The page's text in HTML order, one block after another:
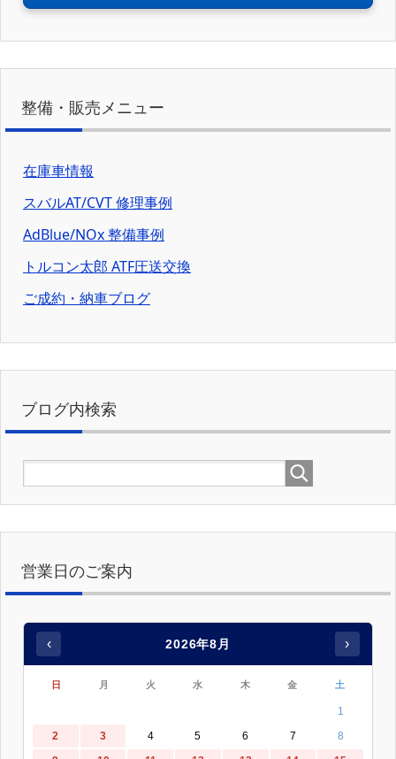
整備・販売メニュー
在庫車情報
スバルAT/CVT 修理事例
AdBlue/NOx 整備事例
トルコン太郎 ATF圧送交換
ご成約・納車ブログ
ブログ内検索
営業日のご案内